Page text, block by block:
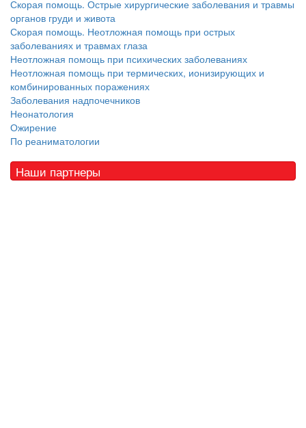
Скорая помощь. Острые хирургические заболевания и травмы
органов груди и живота
Скорая помощь. Неотложная помощь при острых
заболеваниях и травмах глаза
Неотложная помощь при психических заболеваниях
Неотложная помощь при термических, ионизирующих и
комбинированных поражениях
Заболевания надпочечников
Неонатология
Ожирение
По реаниматологии
Наши партнеры